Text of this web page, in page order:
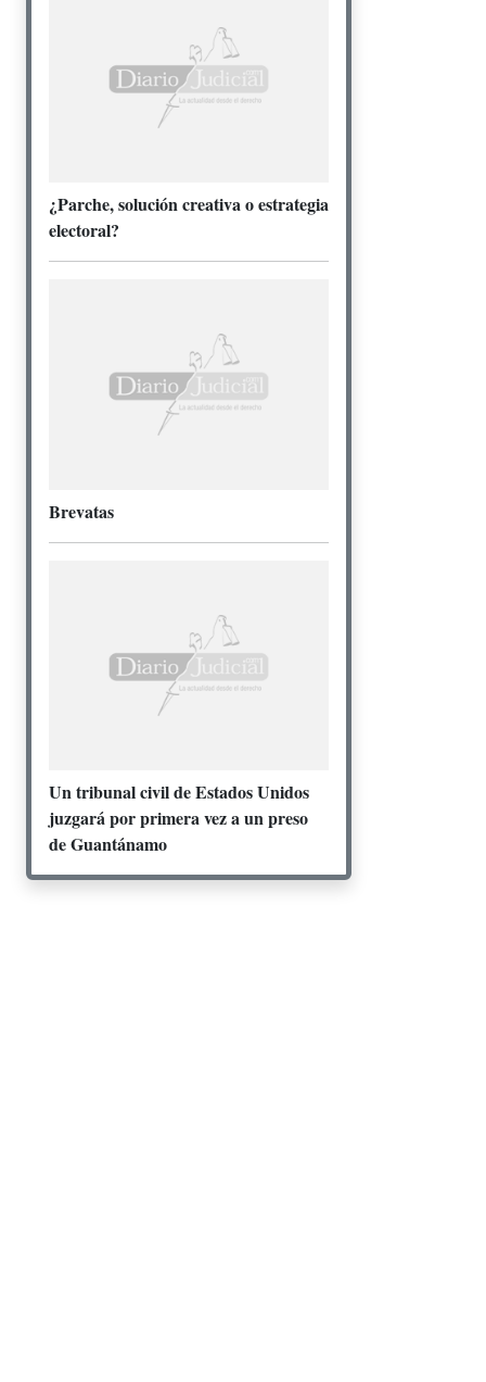
¿Parche, solución creativa o estrategia
electoral?
Brevatas
Un tribunal civil de Estados Unidos
juzgará por primera vez a un preso
de Guantánamo